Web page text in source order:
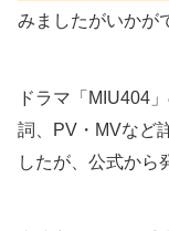
みましたがいかが
ドラマ「MIU404
詞、PV・MVなど
したが、公式から